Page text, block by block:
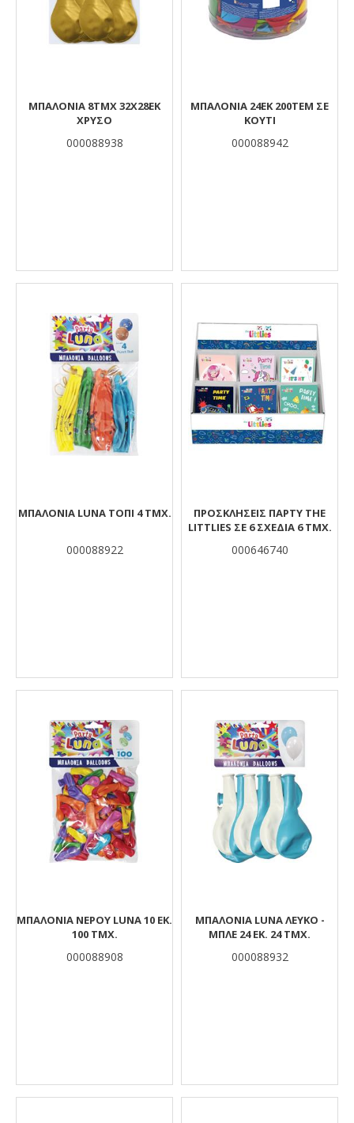
ΜΠΑΛΟΝΙΑ 8ΤΜΧ 32X28ΕΚ
ΧΡΥΣΟ
000088938
ΜΠΑΛΟΝΙΑ 24ΕΚ 200TEM ΣΕ
ΚΟΥΤΙ
000088942
ΜΠΑΛΌΝΙΑ LUNA ΤΌΠΙ 4 ΤΜΧ.
000088922
ΠΡΟΣΚΛΉΣΕΙΣ ΠΆΡΤΥ THE
LITTLIES ΣΕ 6 ΣΧΈΔΙΑ 6 ΤΜΧ.
000646740
ΜΠΑΛΌΝΙΑ ΝΕΡΟΎ LUNA 10 ΕΚ.
100 ΤΜΧ.
000088908
ΜΠΑΛΌΝΙΑ LUNA ΛΕΥΚΌ -
ΜΠΛΕ 24 ΕΚ. 24 ΤΜΧ.
000088932